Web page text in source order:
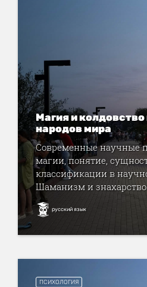
Магия и колдовство
народов мира
Современные научные
магии, понятие,
классификации в
Шаманизм и
русский язык
ПСИХОЛОГИЯ